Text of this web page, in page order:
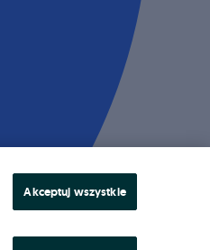
Akceptuj wszystkie